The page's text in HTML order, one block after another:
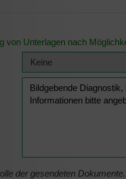
von Unterlagen nach
der gesendeten Dokumente.